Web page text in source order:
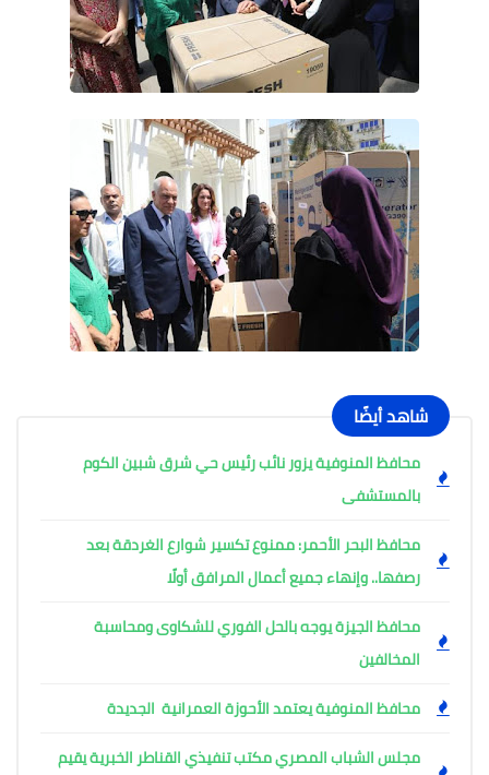
شاهد أيضًا
محافظ المنوفية يزور نائب رئيس حي شرق شبين الكوم
بالمستشفى
محافظ البحر الأحمر: ممنوع تكسير شوارع الغردقة بعد
رصفها.. وإنهاء جميع أعمال المرافق أولًا
محافظ الجيزة يوجه بالحل الفوري للشكاوى ومحاسبة
المخالفين
محافظ المنوفية يعتمد الأحوزة العمرانية الجديدة
مجلس الشباب المصري مكتب تنفيذي القناطر الخبرية يقيم